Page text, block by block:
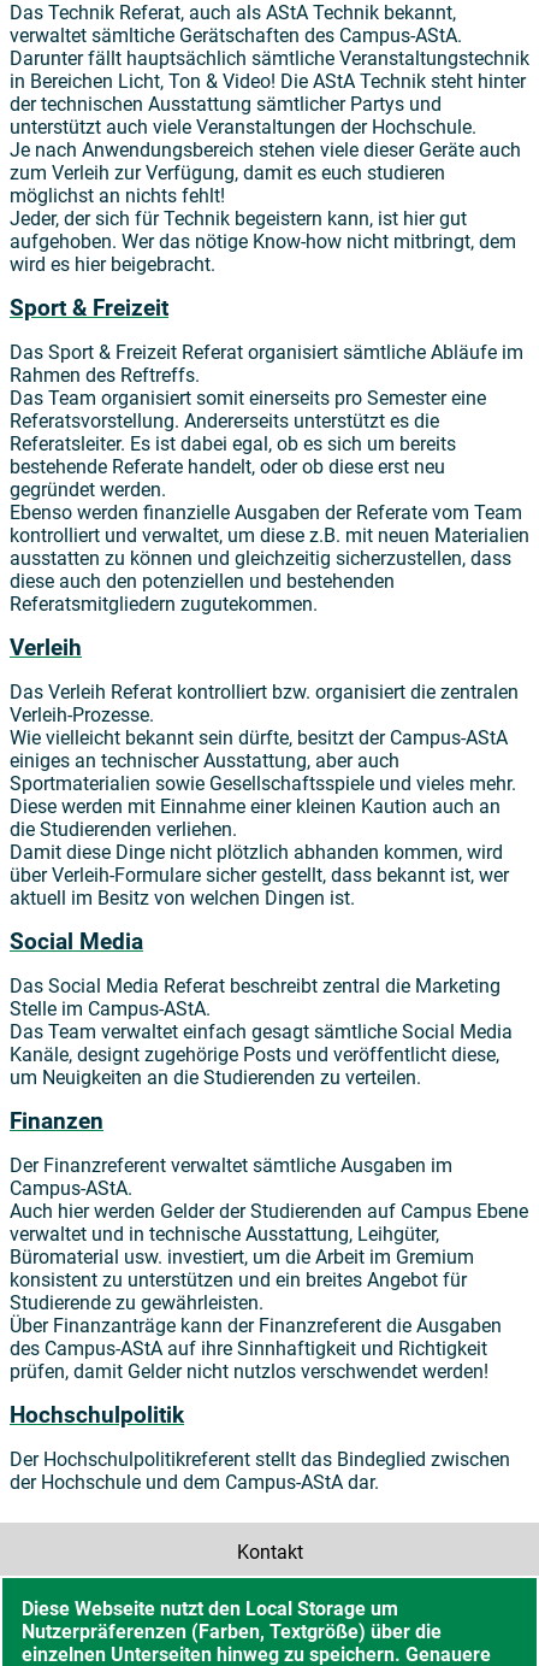
Das Technik Referat, auch als AStA Technik bekannt,
verwaltet sämltiche Gerätschaften des Campus-AStA.
Darunter fällt hauptsächlich sämtliche Veranstaltungstechnik
in Bereichen Licht, Ton & Video! Die AStA Technik steht hinter
der technischen Ausstattung sämtlicher Partys und
unterstützt auch viele Veranstaltungen der Hochschule.
Je nach Anwendungsbereich stehen viele dieser Geräte auch
zum Verleih zur Verfügung, damit es euch studieren
möglichst an nichts fehlt!
Jeder, der sich für Technik begeistern kann, ist hier gut
aufgehoben. Wer das nötige Know-how nicht mitbringt, dem
wird es hier beigebracht.
Sport & Freizeit
Das Sport & Freizeit Referat organisiert sämtliche Abläufe im
Rahmen des Reftreffs.
Das Team organisiert somit einerseits pro Semester eine
Referatsvorstellung. Andererseits unterstützt es die
Referatsleiter. Es ist dabei egal, ob es sich um bereits
bestehende Referate handelt, oder ob diese erst neu
gegründet werden.
Ebenso werden finanzielle Ausgaben der Referate vom Team
kontrolliert und verwaltet, um diese z.B. mit neuen Materialien
ausstatten zu können und gleichzeitig sicherzustellen, dass
diese auch den potenziellen und bestehenden
Referatsmitgliedern zugutekommen.
Verleih
Das Verleih Referat kontrolliert bzw. organisiert die zentralen
Verleih-Prozesse.
Wie vielleicht bekannt sein dürfte, besitzt der Campus-AStA
einiges an technischer Ausstattung, aber auch
Sportmaterialien sowie Gesellschaftsspiele und vieles mehr.
Diese werden mit Einnahme einer kleinen Kaution auch an
die Studierenden verliehen.
Damit diese Dinge nicht plötzlich abhanden kommen, wird
über Verleih-Formulare sicher gestellt, dass bekannt ist, wer
aktuell im Besitz von welchen Dingen ist.
Social Media
Das Social Media Referat beschreibt zentral die Marketing
Stelle im Campus-AStA.
Das Team verwaltet einfach gesagt sämtliche Social Media
Kanäle, designt zugehörige Posts und veröffentlicht diese,
um Neuigkeiten an die Studierenden zu verteilen.
Finanzen
Der Finanzreferent verwaltet sämtliche Ausgaben im
Campus-AStA.
Auch hier werden Gelder der Studierenden auf Campus Ebene
verwaltet und in technische Ausstattung, Leihgüter,
Büromaterial usw. investiert, um die Arbeit im Gremium
konsistent zu unterstützen und ein breites Angebot für
Studierende zu gewährleisten.
Über Finanzanträge kann der Finanzreferent die Ausgaben
des Campus-AStA auf ihre Sinnhaftigkeit und Richtigkeit
prüfen, damit Gelder nicht nutzlos verschwendet werden!
Hochschulpolitik
Der Hochschulpolitikreferent stellt das Bindeglied zwischen
der Hochschule und dem Campus-AStA dar.
Diese Webseite nutzt den Local Storage um
Nutzerpräferenzen (Farben, Textgröße) über die
einzelnen Unterseiten hinweg zu speichern. Genauere
Kontakt
Barrierefreiheit